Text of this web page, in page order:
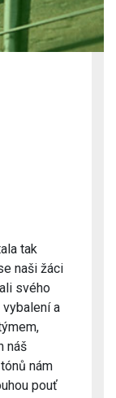
tak
naši žáci
svého
a
náš
nám
pouť